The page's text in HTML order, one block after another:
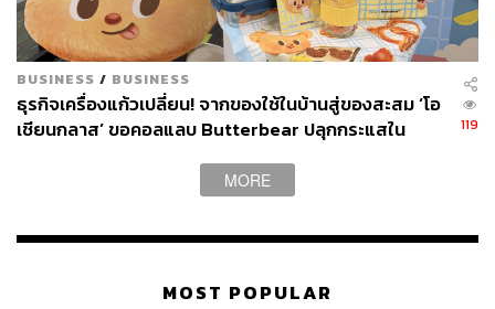
BUSINESS / BUSINESS
ธุรกิจเครื่องแก้วเปลี่ยน! จากของใช้ในบ้านสู่ของสะสม ‘โอ
เชียนกลาส’ ขอคอลแลบ Butterbear ปลุกกระแสใน
119
MORE
MOST POPULAR